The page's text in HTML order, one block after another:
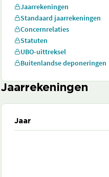
Jaarrekeningen
Standaard jaarrekeningen
Concernrelaties
Statuten
UBO-uittreksel
Buitenlandse deponeringen
Jaarrekeningen
Jaar